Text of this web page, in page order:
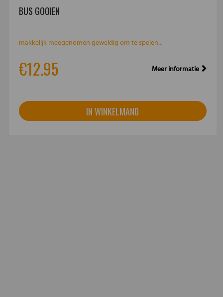
BUS GOOIEN
makkelijk meegenomen geweldig om te spelen...
€12.95 Meer informatie
IN WINKELMAND